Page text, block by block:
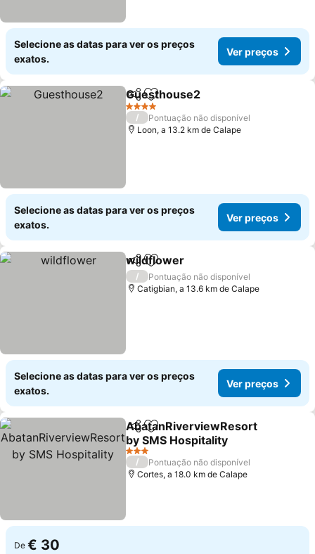
Selecione as datas para ver os preços
exatos.
Ver preços
PartilharAdicionar aos favoritos
Guesthouse2
4 Estrelas
/
Pontuação não disponível
Loon, a 13.2 km de Calape
Selecione as datas para ver os preços
exatos.
Ver preços
PartilharAdicionar aos favoritos
wildflower
/
Pontuação não disponível
Catigbian, a 13.6 km de Calape
Selecione as datas para ver os preços
exatos.
Ver preços
PartilharAdicionar aos favoritos
AbatanRiverviewResort
by SMS Hospitality
Ver preços
3 Estrelas
/
Pontuação não disponível
Cortes, a 18.0 km de Calape
De € 30